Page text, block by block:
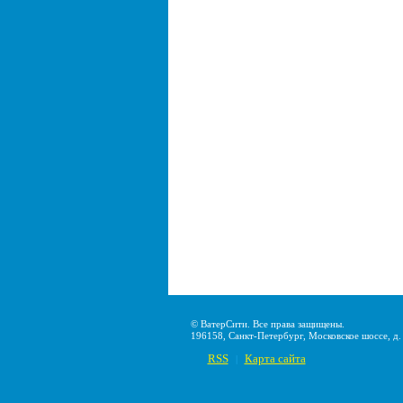
© ВатерСити. Все права защищены.
196158, Санкт-Петербург, Московское шоссе,
RSS Карта сайта